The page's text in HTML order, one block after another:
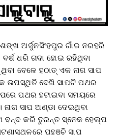
ଅର୍ଜୁନସିଂହପୁର ଗାଁର ନରହରି
ଧରି ଗଦା ହୋଇ ରହିଥିବା
ବେଳେ ହଠାତ୍ ଏକ ନାଗ ସାପ
ଉପସ୍ଥିତି ଦେଖି ସାପଟି ପଥର
ପଥର ହଟାଇବା ସମୟରେ
ସାପ ଅଣ୍ଡା ଦେଇଥିବା
ବନ୍ଦ କରି ତୁରନ୍ତ ସ୍ନେକ ହେଲ୍ପ
ପହଞ୍ଚି ସାପ